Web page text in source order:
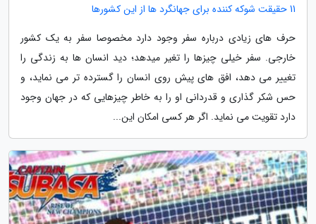
11 حقیقت شوکه کننده برای جهانگرد ها از این کشورها
حرف های زیادی درباره سفر وجود دارد مخصوصا سفر به یک کشور
خارجی. سفر خیلی چیزها را تغیر میدهد؛ دید انسان ها به زندگی را
تغییر می دهد، افق های پیش روی انسان را گسترده تر می نماید، و
حس شکر گذاری و قدردانی او را به خاطر چیزهایی که در جهان وجود
دارد تقویت می نماید. اگر هر کسی امکان این...